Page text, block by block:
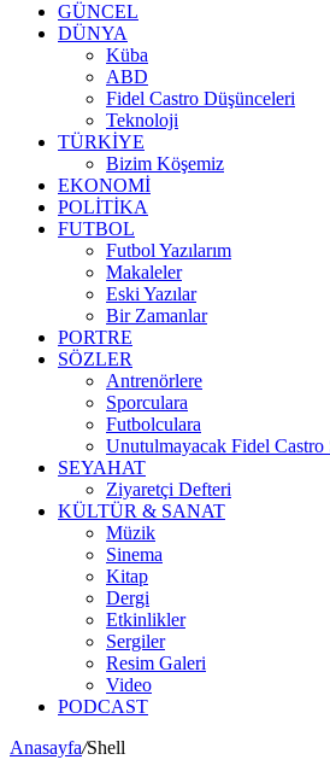
GÜNCEL
DÜNYA
Küba
ABD
Fidel Castro Düşünceleri
Teknoloji
TÜRKİYE
Bizim Köşemiz
EKONOMİ
POLİTİKA
FUTBOL
Futbol Yazılarım
Makaleler
Eski Yazılar
Bir Zamanlar
PORTRE
SÖZLER
Antrenörlere
Sporculara
Futbolculara
Unutulmayacak Fidel Castro
SEYAHAT
Ziyaretçi Defteri
KÜLTÜR & SANAT
Müzik
Sinema
Kitap
Dergi
Etkinlikler
Sergiler
Resim Galeri
Video
PODCAST
Anasayfa/Shell